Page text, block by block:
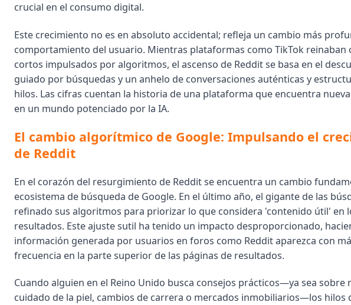
crucial en el consumo digital.
Este crecimiento no es en absoluto accidental; refleja un cambio más
comportamiento del usuario. Mientras plataformas como TikTok reinaban
cortos impulsados por algoritmos, el ascenso de Reddit se basa en el
guiado por búsquedas y un anhelo de conversaciones auténticas y
hilos. Las cifras cuentan la historia de una plataforma que encuentra
en un mundo potenciado por la IA.
El cambio algorítmico de Google: Impulsando el
de Reddit
En el corazón del resurgimiento de Reddit se encuentra un cambio
ecosistema de búsqueda de Google. En el último año, el gigante de las
refinado sus algoritmos para priorizar lo que considera 'contenido útil' en
resultados. Este ajuste sutil ha tenido un impacto desproporcionado,
información generada por usuarios en foros como Reddit aparezca con
frecuencia en la parte superior de las páginas de resultados.
Cuando alguien en el Reino Unido busca consejos prácticos—ya sea sobre
cuidado de la piel, cambios de carrera o mercados inmobiliarios—los hilos